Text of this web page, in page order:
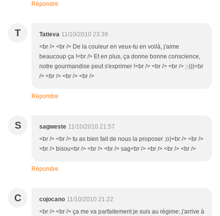
Répondre
T Tatieva 11/10/2010 23:39
<br /> <br /> De la couleur en veux-tu en voilà, j'aime
beaucoup ça !<br /> Et en plus, ça donne bonne conscience,
notre gourmandise peut s'exprimer !<br /> <br /> <br /> ;-)))<br
/> <br /> <br /> <br />
Répondre
S sagweste 11/10/2010 21:57
<br /> <br /> tu as bien fait de nous la proposer ;o)<br /> <br />
<br /> bisou<br /> <br /> <br /> sag<br /> <br /> <br /> <br />
Répondre
C cojocano 11/10/2010 21:22
<br /> <br /> ça me va parfaitement je suis au régime; j'arrive à